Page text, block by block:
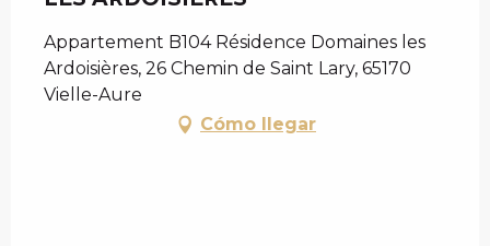
Appartement B104 Résidence Domaines les
Ardoisières, 26 Chemin de Saint Lary, 65170
Vielle-Aure
Cómo llegar